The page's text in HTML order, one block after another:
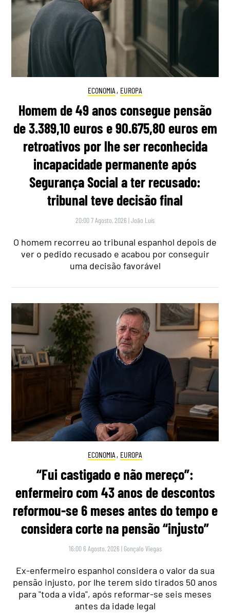
ECONOMIA , EUROPA
Homem de 49 anos consegue pensão
de 3.389,10 euros e 90.675,80 euros em
retroativos por lhe ser reconhecida
incapacidade permanente após
Segurança Social a ter recusado:
tribunal teve decisão final
20:00 7 Agosto, 2026 |João Luís
O homem recorreu ao tribunal espanhol depois de
ver o pedido recusado e acabou por conseguir
uma decisão favorável
ECONOMIA , EUROPA
“Fui castigado e não mereço”:
enfermeiro com 43 anos de descontos
reformou-se 6 meses antes do tempo e
considera corte na pensão “injusto”
16:00 6 Agosto, 2026 | Gonçalo Viegas
Ex-enfermeiro espanhol considera o valor da sua
pensão injusto, por lhe terem sido tirados 50 anos
para "toda a vida", após reformar-se seis meses
antes da idade legal